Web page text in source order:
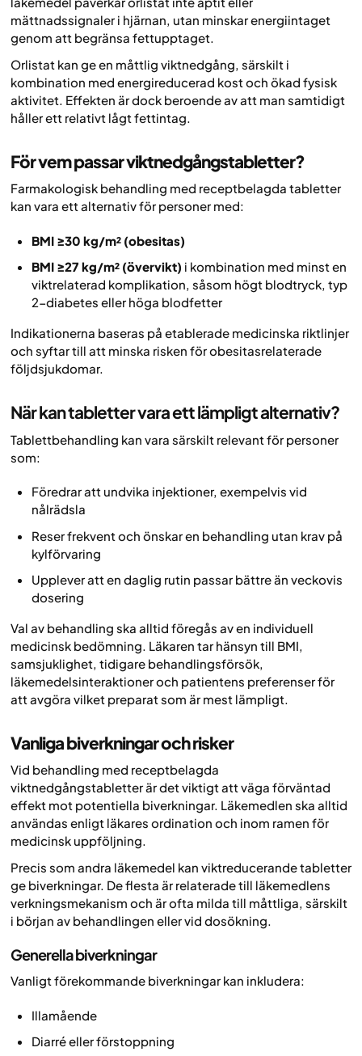
mättnadssignaler i hjärnan, utan minskar energiintaget
genom att begränsa fettupptaget.
Orlistat kan ge en måttlig viktnedgång, särskilt i
kombination med energireducerad kost och ökad fysisk
aktivitet. Effekten är dock beroende av att man samtidigt
håller ett relativt lågt fettintag.
För vem passar viktnedgångstabletter?
Farmakologisk behandling med receptbelagda tabletter
kan vara ett alternativ för personer med:
BMI ≥30 kg/m² (obesitas)
BMI ≥27 kg/m² (övervikt) i kombination med minst en
viktrelaterad komplikation, såsom högt blodtryck, typ
2-diabetes eller höga blodfetter
Indikationerna baseras på etablerade medicinska riktlinjer
och syftar till att minska risken för obesitasrelaterade
följdsjukdomar.
När kan tabletter vara ett lämpligt alternativ?
Tablettbehandling kan vara särskilt relevant för personer
som:
Föredrar att undvika injektioner, exempelvis vid
nålrädsla
Reser frekvent och önskar en behandling utan krav på
kylförvaring
Upplever att en daglig rutin passar bättre än veckovis
dosering
Val av behandling ska alltid föregås av en individuell
medicinsk bedömning. Läkaren tar hänsyn till BMI,
samsjuklighet, tidigare behandlingsförsök,
läkemedelsinteraktioner och patientens preferenser för
att avgöra vilket preparat som är mest lämpligt.
Vanliga biverkningar och risker
Vid behandling med receptbelagda
viktnedgångstabletter är det viktigt att väga förväntad
effekt mot potentiella biverkningar. Läkemedlen ska alltid
användas enligt läkares ordination och inom ramen för
medicinsk uppföljning.
Precis som andra läkemedel kan viktreducerande tabletter
ge biverkningar. De flesta är relaterade till läkemedlens
verkningsmekanism och är ofta milda till måttliga, särskilt
i början av behandlingen eller vid dosökning.
Generella biverkningar
Vanligt förekommande biverkningar kan inkludera:
Illamående
Diarré eller förstoppning